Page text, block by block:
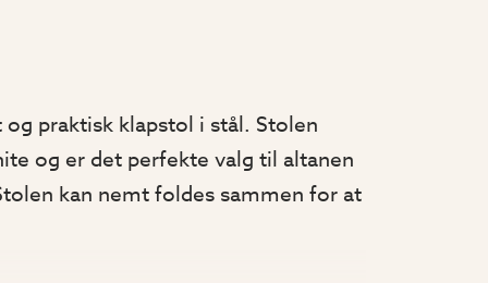
praktisk klapstol i stål. Stolen
og er det perfekte valg til altanen
kan nemt foldes sammen for at